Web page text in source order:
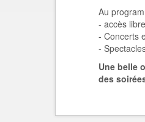
Au
- accès
- Concerts
-
Une belle
des